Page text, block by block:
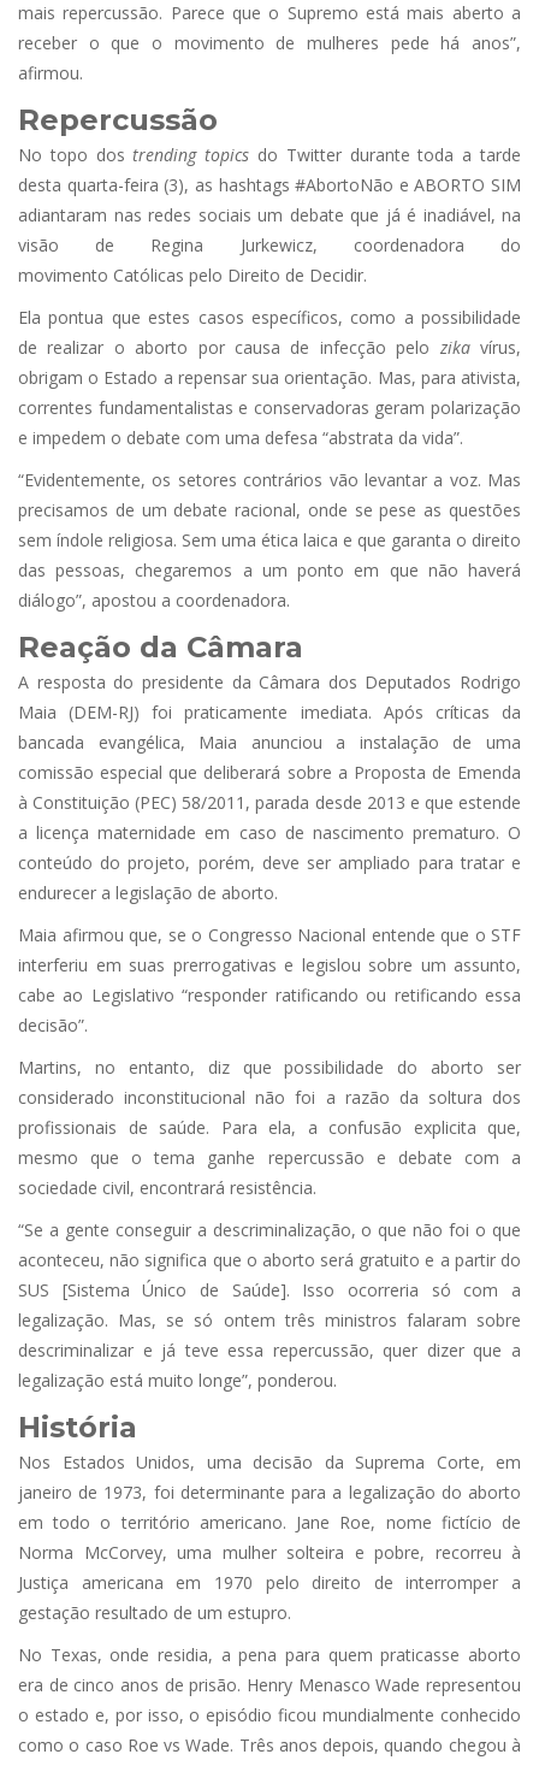
mais repercussão. Parece que o Supremo está mais aberto a
receber o que o movimento de mulheres pede há anos”,
afirmou.
Repercussão
No topo dostrending topics do Twitter durante toda a tarde
desta quarta-feira (3), as hashtags #AbortoNão e ABORTO SIM
adiantaram nas redes sociais um debate que já é inadiável, na
visão de Regina Jurkewicz, coordenadora do
movimento Católicas pelo Direito de Decidir.
Ela pontua que estes casos específicos, como a possibilidade
de realizar o aborto por causa de infecção pelo zikavírus,
obrigam o Estado a repensar sua orientação. Mas, para ativista,
correntes fundamentalistas e conservadoras geram polarização
e impedem o debate com uma defesa “abstrata da vida”.
“Evidentemente, os setores contrários vão levantar a voz. Mas
precisamos de um debate racional, onde se pese as questões
sem índole religiosa. Sem uma ética laica e que garanta o direito
das pessoas, chegaremos a um ponto em que não haverá
diálogo”, apostou a coordenadora.
Reação da Câmara
A resposta do presidente da Câmara dos Deputados Rodrigo
Maia (DEM-RJ) foi praticamente imediata. Após críticas da
bancada evangélica, Maia anunciou a instalação de uma
comissão especial que deliberará sobre a Proposta de Emenda
à Constituição (PEC) 58/2011, parada desde 2013 e que estende
a licença maternidade em caso de nascimento prematuro. O
conteúdo do projeto, porém, deve ser ampliado para tratar e
endurecer a legislação de aborto.
Maia afirmou que, se o Congresso Nacional entende que o STF
interferiu em suas prerrogativas e legislou sobre um assunto,
cabe ao Legislativo “responder ratificando ou retificando essa
decisão”.
Martins, no entanto, diz que possibilidade do aborto ser
considerado inconstitucional não foi a razão da soltura dos
profissionais de saúde. Para ela, a confusão explicita que,
mesmo que o tema ganhe repercussão e debate com a
sociedade civil, encontrará resistência.
“Se a gente conseguir a descriminalização, o que não foi o que
aconteceu, não significa que o aborto será gratuito e a partir do
SUS [Sistema Único de Saúde]. Isso ocorreria só com a
legalização. Mas, se só ontem três ministros falaram sobre
descriminalizar e já teve essa repercussão, quer dizer que a
legalização está muito longe”, ponderou.
História
Nos Estados Unidos, uma decisão da Suprema Corte, em
janeiro de 1973, foi determinante para a legalização do aborto
em todo o território americano. Jane Roe, nome fictício de
Norma McCorvey, uma mulher solteira e pobre, recorreu à
Justiça americana em 1970 pelo direito de interromper a
gestação resultado de um estupro.
No Texas, onde residia, a pena para quem praticasse aborto
era de cinco anos de prisão. Henry Menasco Wade representou
o estado e, por isso, o episódio ficou mundialmente conhecido
como o caso Roe vs Wade. Três anos depois, quando chegou à